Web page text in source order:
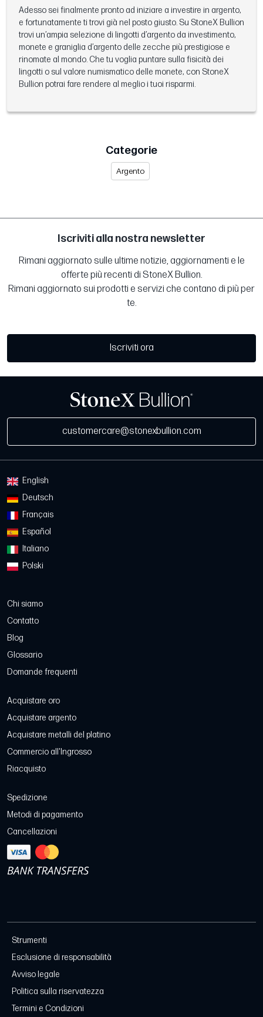
Adesso sei finalmente pronto ad iniziare a investire in argento,
e fortunatamente ti trovi già nel posto giusto. Su StoneX Bullion
trovi un’ampia selezione di lingotti d’argento da investimento,
monete e graniglia d’argento delle zecche più prestigiose e
rinomate al mondo. Che tu voglia puntare sulla fisicità dei
lingotti o sul valore numismatico delle monete, con StoneX
Bullion potrai fare rendere al meglio i tuoi risparmi.
Categorie
Argento
Iscriviti alla nostra newsletter
Rimani aggiornato sulle ultime notizie, aggiornamenti e le
offerte più recenti di StoneX Bullion.
Rimani aggiornato sui prodotti e servizi che contano di più per
te.
Iscriviti ora
customercare@stonexbullion.com
English
Deutsch
Français
Español
Italiano
Polski
Chi siamo
Contatto
Blog
Glossario
Domande frequenti
Acquistare oro
Acquistare argento
Acquistare metalli del platino
Commercio all'Ingrosso
Riacquisto
Spedizione
Metodi di pagamento
Cancellazioni
Strumenti
Esclusione di responsabilità
Avviso legale
Politica sulla riservatezza
Termini e Condizioni